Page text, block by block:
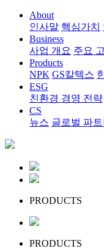
About
인사말 핵심가치
Business
사업 개요 주요
Products
NPK GS칼텍스
ESG
친환경 경영 전략
CS
뉴스 글로벌 파트
PRODUCTS
PRODUCTS